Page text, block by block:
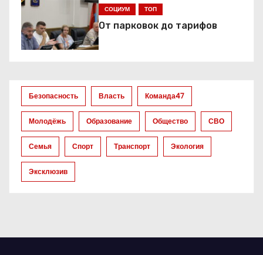
я
п
з
а
п
и
с
м
СОЦИУМ ТОП
От парковок до тарифов
Безопасность Власть Команда47
Молодёжь Образование Общество СВО
Семья Спорт Транспорт Экология
Эксклюзив